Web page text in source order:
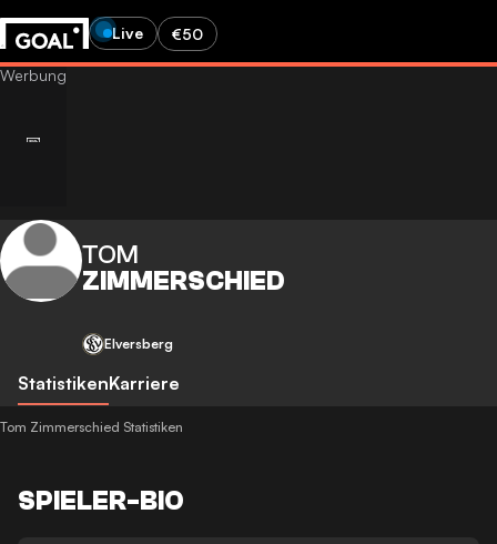
Live €50
TOM
ZIMMERSCHIED
Elversberg
StatistikenKarriere
Tom Zimmerschied Statistiken
SPIELER-BIO